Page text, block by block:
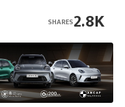
2.8K
SHARES